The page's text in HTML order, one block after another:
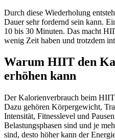
Durch diese Wiederholung
Dauer sehr fordernd sein kann.
10 bis 30 Minuten. Das macht
wenig Zeit haben und trotzdem
Warum HIIT den
erhöhen kann
Der Kalorienverbrauch beim
Dazu gehören Körpergewicht,
Intensität, Fitnesslevel und
Belastungsphasen sind und je
sind, desto höher kann der